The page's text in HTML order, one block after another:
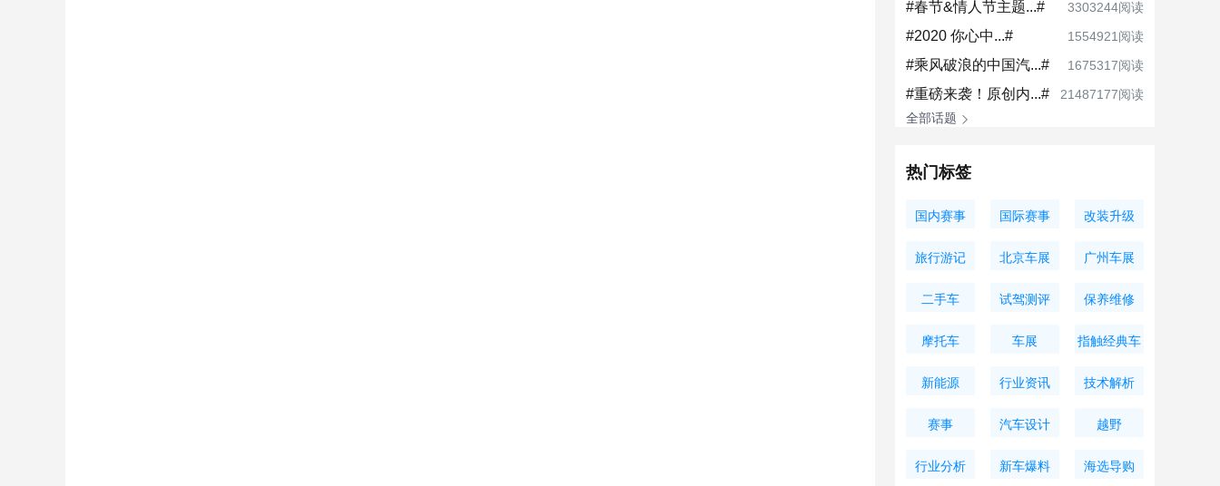
#春节&情人节主题...# 3303244阅读
#2020 你心中...# 1554921阅读
#乘风破浪的中国汽...# 1675317阅读
#重磅来袭！原创内...#
21487177阅读
全部话题
热门标签
国内赛事 国际赛事 改装升级
旅行游记 北京车展 广州车展
二手车 试驾测评 保养维修
摩托车 车展 指触经典车
新能源 行业资讯 技术解析
赛事 汽车设计 越野
行业分析 新车爆料 海选导购